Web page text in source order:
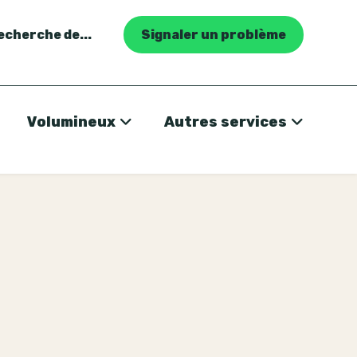
de... Signaler un problème
Volumineux Autres services